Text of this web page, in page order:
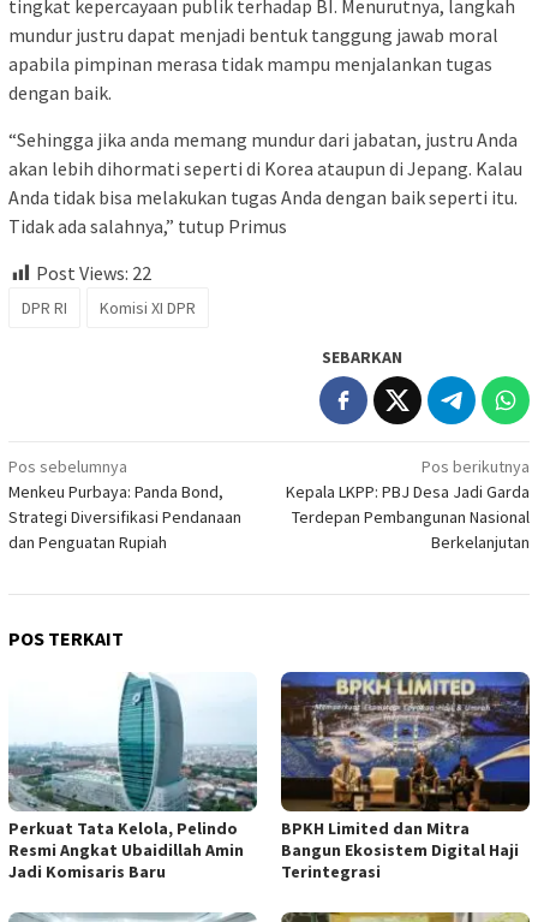
tingkat kepercayaan publik terhadap BI. Menurutnya, langkah
mundur justru dapat menjadi bentuk tanggung jawab moral
apabila pimpinan merasa tidak mampu menjalankan tugas
dengan baik.
“Sehingga jika anda memang mundur dari jabatan, justru Anda
akan lebih dihormati seperti di Korea ataupun di Jepang. Kalau
Anda tidak bisa melakukan tugas Anda dengan baik seperti itu.
Tidak ada salahnya,” tutup Primus
Post Views: 22
DPR RI Komisi XI DPR
SEBARKAN
Navigasi
pos
Pos sebelumnya
Menkeu Purbaya: Panda Bond,
Strategi Diversifikasi Pendanaan
dan Penguatan Rupiah
Pos berikutnya
Kepala LKPP: PBJ Desa Jadi Garda
Terdepan Pembangunan Nasional
Berkelanjutan
POS TERKAIT
​Perkuat Tata Kelola, Pelindo
Resmi Angkat Ubaidillah Amin
Jadi Komisaris Baru
BPKH Limited dan Mitra
Bangun Ekosistem Digital Haji
Terintegrasi